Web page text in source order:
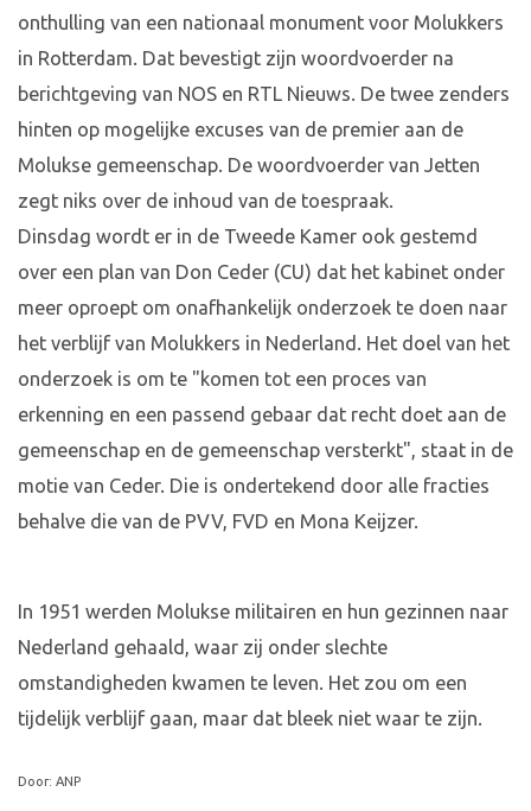
onthulling van een nationaal monument voor Molukkers
in Rotterdam. Dat bevestigt zijn woordvoerder na
berichtgeving van NOS en RTL Nieuws. De twee zenders
hinten op mogelijke excuses van de premier aan de
Molukse gemeenschap. De woordvoerder van Jetten
zegt niks over de inhoud van de toespraak.
Dinsdag wordt er in de Tweede Kamer ook gestemd
over een plan van Don Ceder (CU) dat het kabinet onder
meer oproept om onafhankelijk onderzoek te doen naar
het verblijf van Molukkers in Nederland. Het doel van het
onderzoek is om te "komen tot een proces van
erkenning en een passend gebaar dat recht doet aan de
gemeenschap en de gemeenschap versterkt", staat in de
motie van Ceder. Die is ondertekend door alle fracties
behalve die van de PVV, FVD en Mona Keijzer.
In 1951 werden Molukse militairen en hun gezinnen naar
Nederland gehaald, waar zij onder slechte
omstandigheden kwamen te leven. Het zou om een
tijdelijk verblijf gaan, maar dat bleek niet waar te zijn.
Door: ANP